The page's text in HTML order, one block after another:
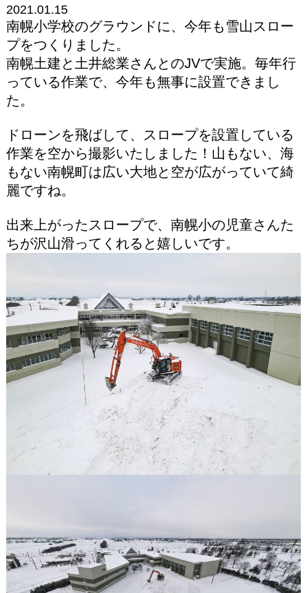
2021.01.15
南幌小学校のグラウンドに、今年も雪山スロー
プをつくりました。
南幌土建と土井総業さんとのJVで実施。毎年行
っている作業で、今年も無事に設置できまし
た。
ドローンを飛ばして、スロープを設置している
作業を空から撮影いたしました！山もない、海
もない南幌町は広い大地と空が広がっていて綺
麗ですね。
出来上がったスロープで、南幌小の児童さんた
ちが沢山滑ってくれると嬉しいです。